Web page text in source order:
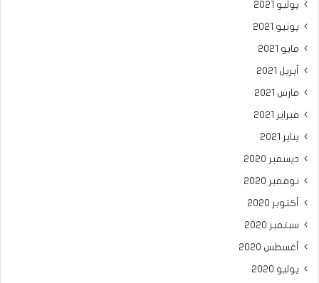
يوليو 2021
يونيو 2021
مايو 2021
أبريل 2021
مارس 2021
فبراير 2021
يناير 2021
ديسمبر 2020
نوفمبر 2020
أكتوبر 2020
سبتمبر 2020
أغسطس 2020
يوليو 2020